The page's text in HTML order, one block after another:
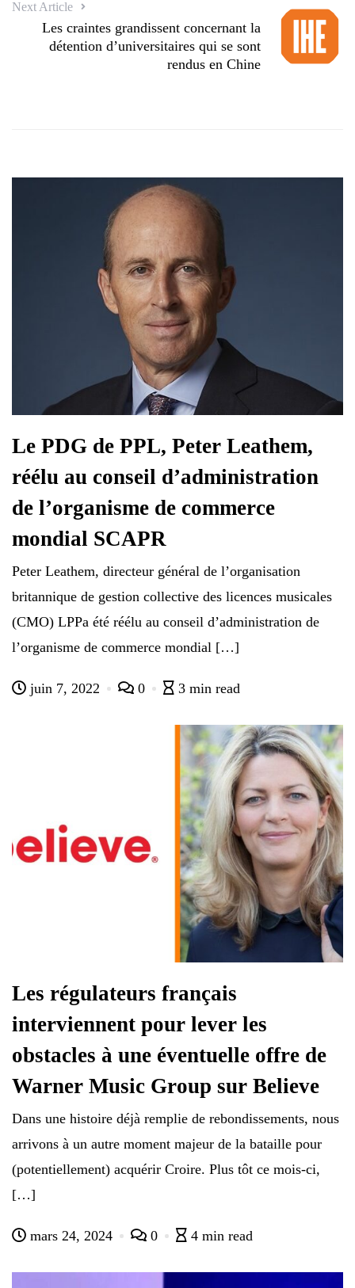
Next Article
Les craintes grandissent concernant la
détention d’universitaires qui se sont
rendus en Chine
Le PDG de PPL, Peter Leathem,
réélu au conseil d’administration
de l’organisme de commerce
mondial SCAPR
Peter Leathem, directeur général de l’organisation
britannique de gestion collective des licences musicales
(CMO) LPPa été réélu au conseil d’administration de
l’organisme de commerce mondial […]
juin 7, 2022 0 3 min read
Les régulateurs français
interviennent pour lever les
obstacles à une éventuelle offre de
Warner Music Group sur Believe
Dans une histoire déjà remplie de rebondissements, nous
arrivons à un autre moment majeur de la bataille pour
(potentiellement) acquérir Croire. Plus tôt ce mois-ci,
[…]
mars 24, 2024 0 4 min read